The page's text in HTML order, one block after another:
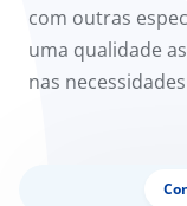
com outras
uma qualidade
nas